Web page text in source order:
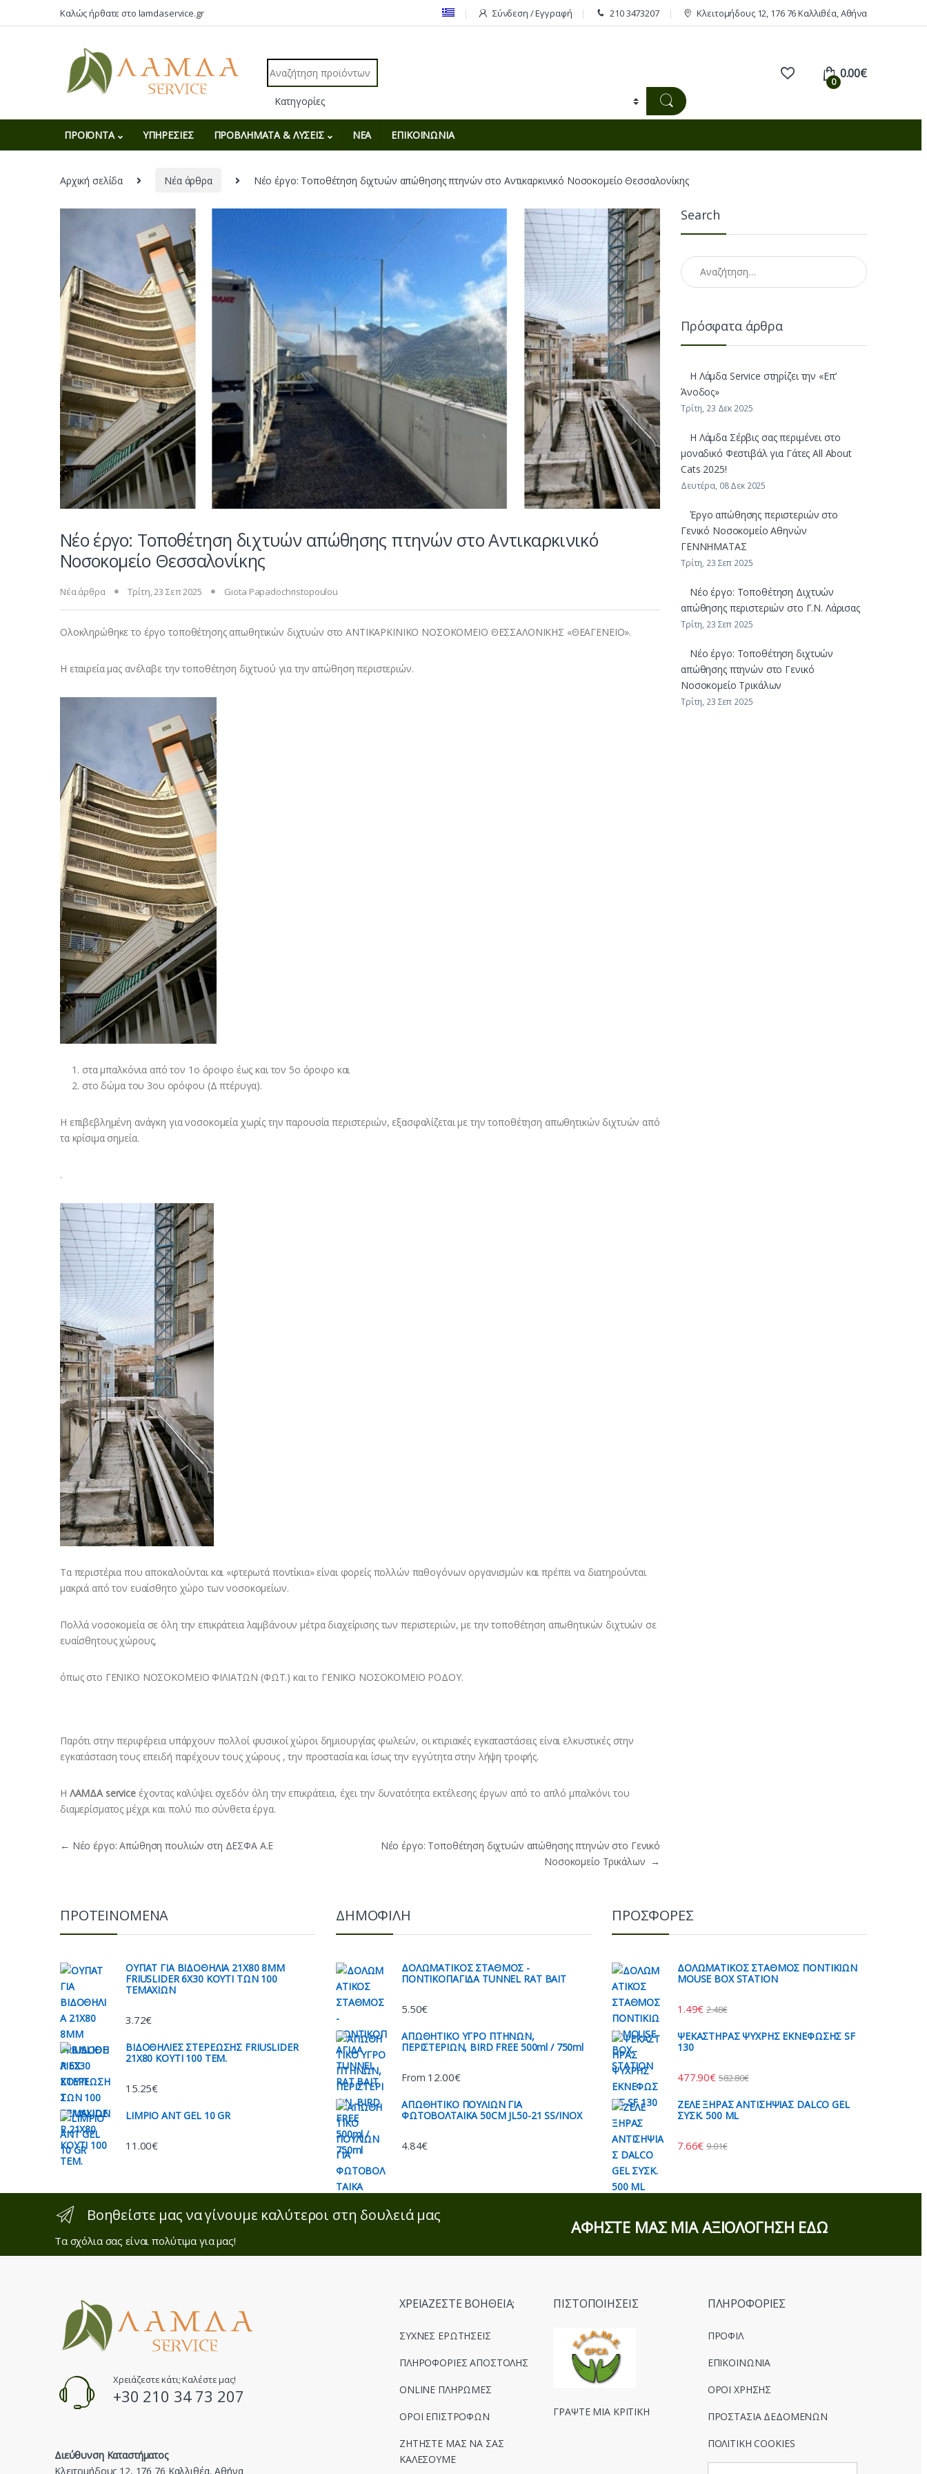
Skip to navigation
Skip to contentΚαλώς ήρθατε στο lamdaservice.gr Σύνδεση / Εγγραφή 210 3473207 Κλειτομήδους 12, 176 76 Καλλιθέα, Αθήνα
Search for:
0
0.00€
ΠΡΟΪΟΝΤΑ ΥΠΗΡΕΣΙΕΣ ΠΡΟΒΛΗΜΑΤΑ & ΛΥΣΕΙΣ ΝΕΑ ΕΠΙΚΟΙΝΩΝΙΑ
Αρχική σελίδα Νέα άρθρα Νέο έργο: Τοποθέτηση διχτυών απώθησης πτηνών στο Αντικαρκινικό Νοσοκομείο Θεσσαλονίκης
Νέο έργο: Τοποθέτηση διχτυών απώθησης πτηνών στο Αντικαρκινικό
Νοσοκομείο Θεσσαλονίκης
Νέα άρθρα Τρίτη, 23 Σεπ 2025 Giota Papadochristopoulou
Ολοκληρώθηκε το έργο τοποθέτησης απωθητικών διχτυών στο ΑΝΤΙΚΑΡΚΙΝΙΚΟ ΝΟΣΟΚΟΜΕΙΟ ΘΕΣΣΑΛΟΝΙΚΗΣ «ΘΕΑΓΕΝΕΙΟ».
Η εταιρεία μας ανέλαβε την τοποθέτηση διχτυού για την απώθηση περιστεριών.
στα μπαλκόνια από τον 1ο όροφο έως και τον 5ο όροφο και
στο δώμα του 3ου ορόφου (Δ πτέρυγα).
Η επιβεβλημένη ανάγκη για νοσοκομεία χωρίς την παρουσία περιστεριών, εξασφαλίζεται με την τοποθέτηση απωθητικών διχτυών από
τα κρίσιμα σημεία.
.
Τα περιστέρια που αποκαλούνται και «φτερωτά ποντίκια» είναι φορείς πολλών παθογόνων οργανισμών και πρέπει να διατηρούνται
μακριά από τον ευαίσθητο χώρο των νοσοκομείων.
Πολλά νοσοκομεία σε όλη την επικράτεια λαμβάνουν μέτρα διαχείρισης των περιστεριών, με την τοποθέτηση απωθητικών διχτυών σε
ευαίσθητους χώρους,
όπως στο ΓΕΝΙΚΟ ΝΟΣΟΚΟΜΕΙΟ ΦΙΛΙΑΤΩΝ (ΦΩΤ.) και το ΓΕΝΙΚΟ ΝΟΣΟΚΟΜΕΙΟ ΡΟΔΟΥ.
Παρότι στην περιφέρεια υπάρχουν πολλοί φυσικοί χώροι δημιουργίας φωλεών, οι κτιριακές εγκαταστάσεις είναι ελκυστικές στην
εγκατάσταση τους επειδή παρέχουν τους χώρους , την προστασία και ίσως την εγγύτητα στην λήψη τροφής.
Η ΛΑΜΔΑ service έχοντας καλύψει σχεδόν όλη την επικράτεια, έχει την δυνατότητα εκτέλεσης έργων από το απλό μπαλκόνι του
διαμερίσματος μέχρι και πολύ πιο σύνθετα έργα.
Πλοήγηση άρθρων
← Νέο έργο: Απώθηση πουλιών στη ΔΕΣΦΑ Α.Ε
Νέο έργο: Τοποθέτηση διχτυών απώθησης πτηνών στο Γενικό
Νοσοκομείο Τρικάλων →
Search
Αναζήτηση για:
Πρόσφατα άρθρα
H Λάμδα Service στηρίζει την «Επ’
Άνοδος»
Τρίτη, 23 Δεκ 2025
Η Λάμδα Σέρβις σας περιμένει στο
μοναδικό Φεστιβάλ για Γάτες All About
Cats 2025!
Δευτέρα, 08 Δεκ 2025
Έργο απώθησης περιστεριών στο
Γενικό Νοσοκομείο Αθηνών
ΓΕΝΝΗΜΑΤΑΣ
Τρίτη, 23 Σεπ 2025
Νέο έργο: Τοποθέτηση Διχτυών
απώθησης περιστεριών στο Γ.Ν. Λάρισας
Τρίτη, 23 Σεπ 2025
Νέο έργο: Τοποθέτηση διχτυών
απώθησης πτηνών στο Γενικό
Νοσοκομείο Τρικάλων
Τρίτη, 23 Σεπ 2025
ΠΡΟΤΕΙΝΟΜΕΝΑ
ΟΥΠΑΤ ΓΙΑ ΒΙΔΟΘΗΛΙΑ 21Χ80 8ΜΜ
FRIUSLIDER 6X30 ΚΟΥΤΙ ΤΩΝ 100
ΤΕΜΑΧΙΩΝ
3.72€
ΒΙΔΟΘΗΛΙΕΣ ΣΤΕΡΕΩΣΗΣ FRIUSLIDER
21X80 KOYTI 100 TEM.
15.25€
LIMPIO ANT GEL 10 GR
11.00€
ΔΗΜΟΦΙΛΗ
ΔΟΛΩΜΑΤΙΚΟΣ ΣΤΑΘΜΟΣ -
ΠΟΝΤΙΚΟΠΑΓΙΔΑ TUNNEL RAT BAIT
5.50€
AΠΩΘΗΤΙΚΟ ΥΓΡΟ ΠΤΗΝΩΝ,
ΠΕΡΙΣΤΕΡΙΩΝ, BIRD FREE 500ml / 750ml
From 12.00€
ΑΠΩΘΗΤΙΚO ΠΟΥΛΙΩΝ ΓΙΑ
ΦΩΤΟΒΟΛΤΑΙΚΑ 50CM JL50-21 SS/INOX
4.84€
ΠΡΟΣΦΟΡΕΣ
ΔΟΛΩΜΑΤΙΚΟΣ ΣΤΑΘΜΟΣ ΠΟΝΤΙΚΙΩΝ
MOUSE BOX STATION
1.49€ 2.48€
ΨΕΚΑΣΤΗΡΑΣ ΨΥΧΡΗΣ ΕΚΝΕΦΩΣΗΣ SF
130
477.90€ 582.80€
ΖΕΛΕ ΞΗΡΑΣ ΑΝΤΙΣΗΨΙΑΣ DALCO GEL
ΣΥΣΚ. 500 ML
7.66€ 9.01€
Βοηθείστε μας να γίνουμε καλύτεροι στη δουλειά μας
Τα σχόλια σας είναι πολύτιμα για μας!
ΑΦΗΣΤΕ ΜΑΣ ΜΙΑ ΑΞΙΟΛΟΓΗΣΗ ΕΔΩ
Χρειάζεστε κάτι; Καλέστε μας!
+30 210 34 73 207
Διεύθυνση Καταστήματος
Κλειτομήδους 12, 176 76 Καλλιθέα, Αθήνα
ΧΡΕΙΑΖΕΣΤΕ ΒΟΗΘΕΙΑ;
ΣΥΧΝΕΣ ΕΡΩΤΗΣΕΙΣ
ΠΛΗΡΟΦΟΡΙΕΣ ΑΠΟΣΤΟΛΗΣ
ONLINE ΠΛΗΡΩΜΕΣ
ΟΡΟΙ ΕΠΙΣΤΡΟΦΩΝ
ΖΗΤΗΣΤΕ ΜΑΣ ΝΑ ΣΑΣ
ΚΑΛΕΣΟΥΜΕ
ΠΙΣΤΟΠΟΙΗΣΕΙΣ
ΓΡΑΨΤΕ ΜΙΑ ΚΡΙΤΙΚΗ
ΠΛΗΡΟΦΟΡΙΕΣ
ΠΡΟΦΙΛ
ΕΠΙΚΟΙΝΩΝΙΑ
ΟΡΟΙ ΧΡΗΣΗΣ
ΠΡΟΣΤΑΣΙΑ ΔΕΔΟΜΕΝΩΝ
ΠΟΛΙΤΙΚΗ COOKIES